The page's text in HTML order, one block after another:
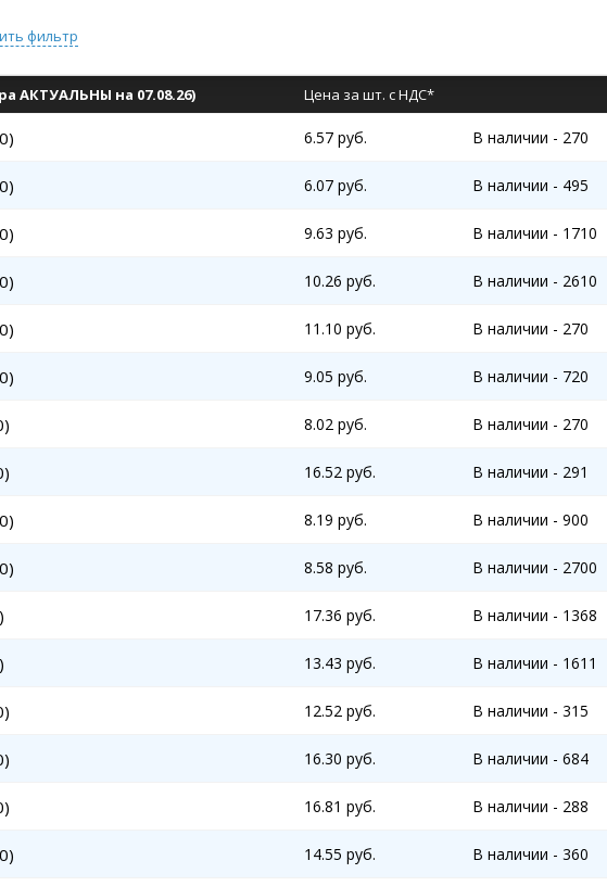
фильтр
АКТУАЛЬНЫ на 07.08.26) Цена за шт. с НДС*
6.57 руб. В наличии - 270
6.07 руб. В наличии - 495
9.63 руб. В наличии - 1710
10.26 руб. В наличии - 2610
11.10 руб. В наличии - 270
9.05 руб. В наличии - 720
8.02 руб. В наличии - 270
16.52 руб. В наличии - 291
8.19 руб. В наличии - 900
8.58 руб. В наличии - 2700
17.36 руб. В наличии - 1368
13.43 руб. В наличии - 1611
12.52 руб. В наличии - 315
16.30 руб. В наличии - 684
16.81 руб. В наличии - 288
14.55 руб. В наличии - 360